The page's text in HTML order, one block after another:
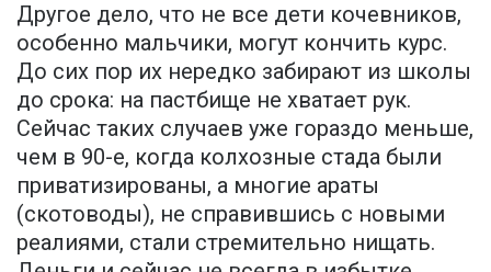
Другое дело, что не все дети кочевников,
особенно мальчики, могут кончить курс.
До сих пор их нередко забирают из школы
до срока: на пастбище не хватает рук.
Сейчас таких случаев уже гораздо меньше,
чем в 90-е, когда колхозные стада были
приватизированы, а многие араты
(скотоводы), не справившись с новыми
реалиями, стали стремительно нищать.